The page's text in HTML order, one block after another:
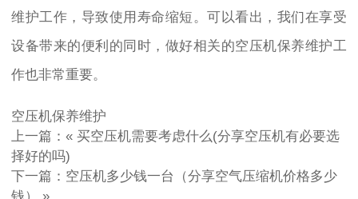
维护工作，导致使用寿命缩短。可以看出，我们在享受
设备带来的便利的同时，做好相关的空压机保养维护工
作也非常重要。
空压机保养维护
上一篇：« 买空压机需要考虑什么(分享空压机有必要选
择好的吗)
下一篇： 空压机多少钱一台（分享空气压缩机价格多少